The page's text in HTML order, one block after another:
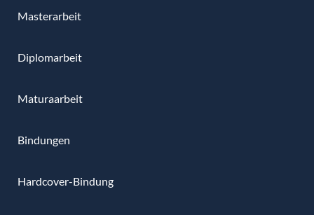
Masterarbeit
Diplomarbeit
Maturaarbeit
Bindungen
Hardcover-Bindung